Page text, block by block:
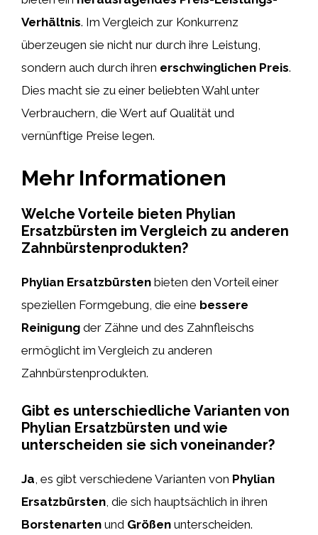
Verhältnis. Im Vergleich zur Konkurrenz
überzeugen sie nicht nur durch ihre Leistung,
sondern auch durch ihren erschwinglichen Preis.
Dies macht sie zu einer beliebten Wahl unter
Verbrauchern, die Wert auf Qualität und
vernünftige Preise legen.
Mehr Informationen
Welche Vorteile bieten Phylian
Ersatzbürsten im Vergleich zu anderen
Zahnbürstenprodukten?
Phylian Ersatzbürsten bieten den Vorteil einer
speziellen Formgebung, die eine bessere
Reinigung der Zähne und des Zahnfleischs
ermöglicht im Vergleich zu anderen
Zahnbürstenprodukten.
Gibt es unterschiedliche Varianten von
Phylian Ersatzbürsten und wie
unterscheiden sie sich voneinander?
Ja, es gibt verschiedene Varianten von Phylian
Ersatzbürsten, die sich hauptsächlich in ihren
Borstenarten und Größen unterscheiden.